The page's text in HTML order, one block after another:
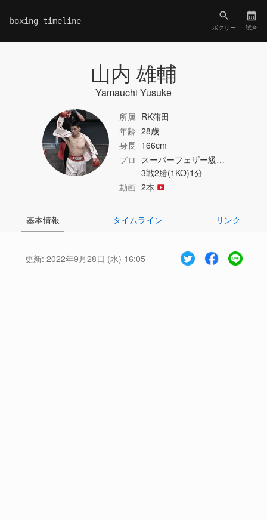
boxing timeline
ボクサー 試合
山内 雄輔
Yamauchi Yusuke
所属 RK蒲田
年齢 28歳
身長 166cm
プロ スーパーフェザー級…
3戦2勝(1KO)1分
動画 2本
基本情報 タイムライン リンク
更新: 2022年9月28日 (水) 16:05